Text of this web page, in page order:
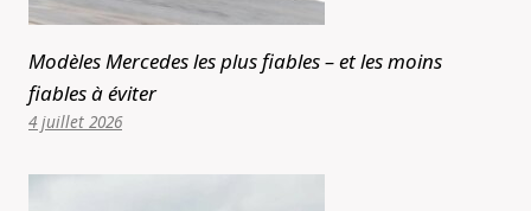
Modèles Mercedes les plus fiables – et les moins
fiables à éviter
4 juillet 2026